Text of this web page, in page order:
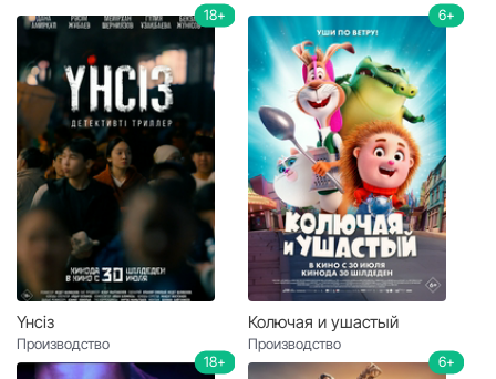
Үнсіз
18+
Производство
Колючая и ушастый
6+
Производство
18+ 6+